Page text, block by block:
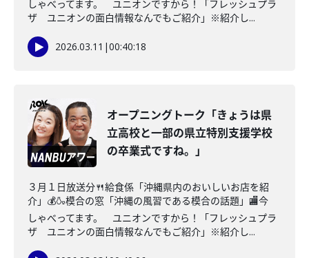
しゃべってます。 ユニオンですから！「フレッシュプラ
ザ ユニオンの面白情報なんでもご紹介」※紹介し...
2026.03.11 |00:40:18
オープニングトーク「きょうは県
立高校と一部の県立特別支援学校
の卒業式ですね。」
３月１日放送分🍴給食係「沖縄県内のおいしいお店を紹
介」💰🍶模合の窓「沖縄の風習である模合の話題」🏬今
しゃべってます。 ユニオンですから！「フレッシュプラ
ザ ユニオンの面白情報なんでもご紹介」※紹介し...